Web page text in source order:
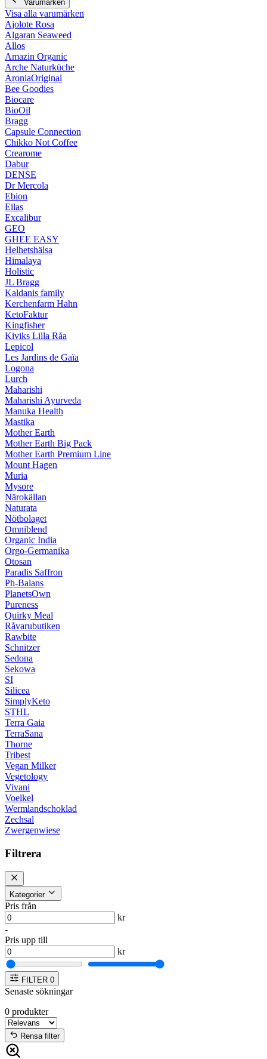
Varumärken
Visa alla varumärken
Ajolote Rosa
Algaran Seaweed
Allos
Amazin Organic
Arche Naturküche
AroniaOriginal
Bee Goodies
Biocare
BioOil
Bragg
Capsule Connection
Chikko Not Coffee
Crearome
Dabur
DENSE
Dr Mercola
Ebion
Eilas
Excalibur
GEO
GHEE EASY
Helhetshälsa
Himalaya
Holistic
JL Bragg
Kaldanis family
Kerchenfarm Hahn
KetoFaktur
Kingfisher
Kiviks Lilla Råa
Lepicol
Les Jardins de Gaïa
Logona
Lurch
Maharishi
Maharishi Ayurveda
Manuka Health
Mastika
Mother Earth
Mother Earth Big Pack
Mother Earth Premium Line
Mount Hagen
Muria
Mysore
Närokällan
Naturata
Nötbolaget
Omniblend
Organic India
Orgo-Germanika
Otosan
Paradis Saffron
Ph-Balans
PlanetsOwn
Pureness
Quirky Meal
Råvarubutiken
Rawbite
Schnitzer
Sedona
Sekowa
SI
Silicea
SimplyKeto
STHL
Terra Gaia
TerraSana
Thorne
Tribest
Vegan Milker
Vegetology
Vivani
Voelkel
Wermlandschoklad
Zechsal
Zwergenwiese
Filtrera
Kategorier
Pris från
kr
-
Pris upp till
kr
FILTER 0
Senaste sökningar
0 produkter
Rensa filter